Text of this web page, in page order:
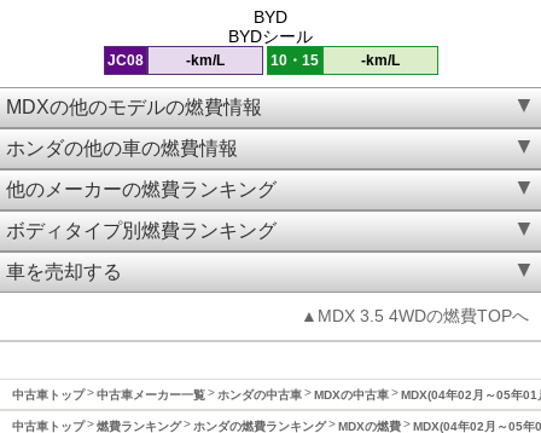
BYD
BYDシール
JC08 -km/L 10・15 -km/L
MDXの他のモデルの燃費情報
ホンダの他の車の燃費情報
他のメーカーの燃費ランキング
ボディタイプ別燃費ランキング
車を売却する
▲MDX 3.5 4WDの燃費TOPへ
中古車トップ 中古車メーカー一覧 ホンダの中古車 MDXの中古車 MDX(04年02月～05年01
中古車トップ 燃費ランキング ホンダの燃費ランキング MDXの燃費 MDX(04年02月～05年